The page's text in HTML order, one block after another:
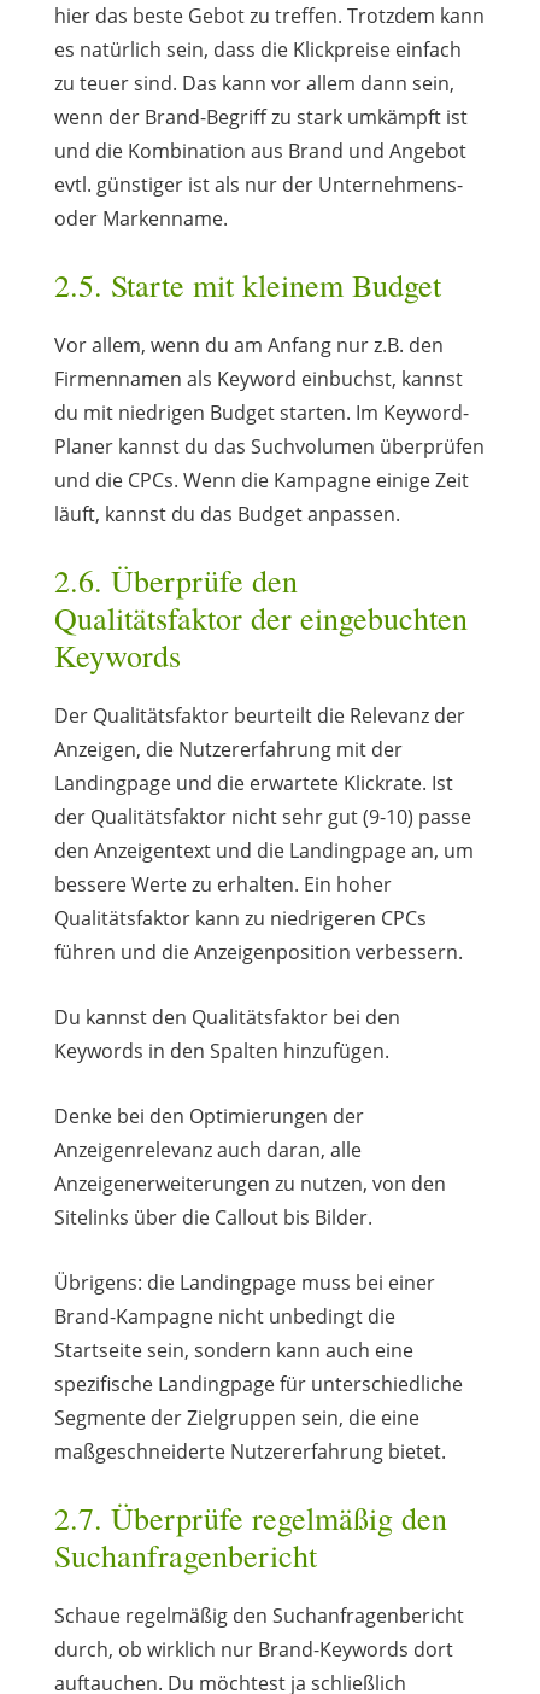
hier das beste Gebot zu treffen. Trotzdem kann
es natürlich sein, dass die Klickpreise einfach
zu teuer sind. Das kann vor allem dann sein,
wenn der Brand-Begriff zu stark umkämpft ist
und die Kombination aus Brand und Angebot
evtl. günstiger ist als nur der Unternehmens-
oder Markenname.
2.5. Starte mit kleinem Budget
Vor allem, wenn du am Anfang nur z.B. den
Firmennamen als Keyword einbuchst, kannst
du mit niedrigen Budget starten. Im Keyword-
Planer kannst du das Suchvolumen überprüfen
und die CPCs. Wenn die Kampagne einige Zeit
läuft, kannst du das Budget anpassen.
2.6. Überprüfe den
Qualitätsfaktor der eingebuchten
Keywords
Der Qualitätsfaktor beurteilt die Relevanz der
Anzeigen, die Nutzererfahrung mit der
Landingpage und die erwartete Klickrate. Ist
der Qualitätsfaktor nicht sehr gut (9-10) passe
den Anzeigentext und die Landingpage an, um
bessere Werte zu erhalten. Ein hoher
Qualitätsfaktor kann zu niedrigeren CPCs
führen und die Anzeigenposition verbessern.
Du kannst den Qualitätsfaktor bei den
Keywords in den Spalten hinzufügen.
Denke bei den Optimierungen der
Anzeigenrelevanz auch daran, alle
Anzeigenerweiterungen zu nutzen, von den
Sitelinks über die Callout bis Bilder.
Übrigens: die Landingpage muss bei einer
Brand-Kampagne nicht unbedingt die
Startseite sein, sondern kann auch eine
spezifische Landingpage für unterschiedliche
Segmente der Zielgruppen sein, die eine
maßgeschneiderte Nutzererfahrung bietet.
2.7. Überprüfe regelmäßig den
Suchanfragenbericht
Schaue regelmäßig den Suchanfragenbericht
durch, ob wirklich nur Brand-Keywords dort
auftauchen. Du möchtest ja schließlich